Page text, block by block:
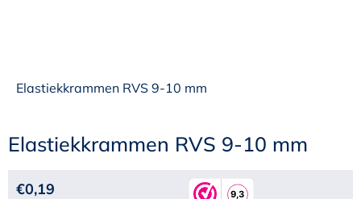
Elastiekkrammen RVS 9-10 mm
Elastiekkrammen RVS 9-10 mm
€0,19